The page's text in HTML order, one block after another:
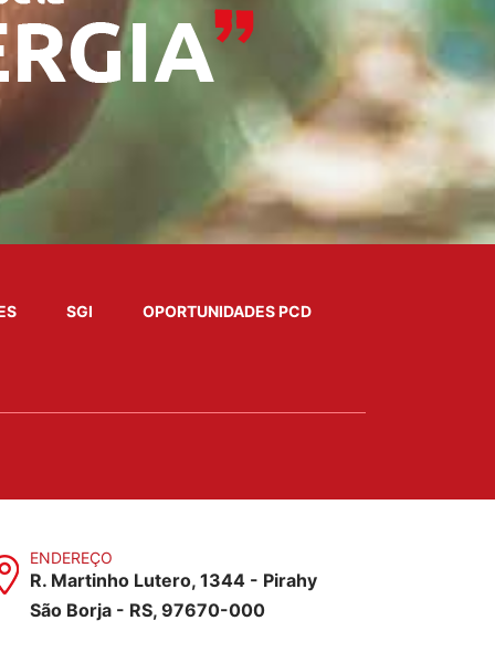
SGI OPORTUNIDADES PCD
ENDEREÇO
R. Martinho Lutero, 1344 - Pirahy
São Borja - RS, 97670-000